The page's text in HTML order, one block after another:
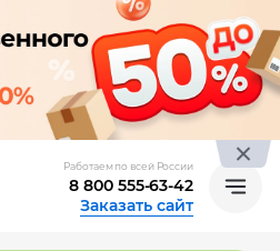
Работаем по всей России
8 800 555-63-42
Заказать сайт